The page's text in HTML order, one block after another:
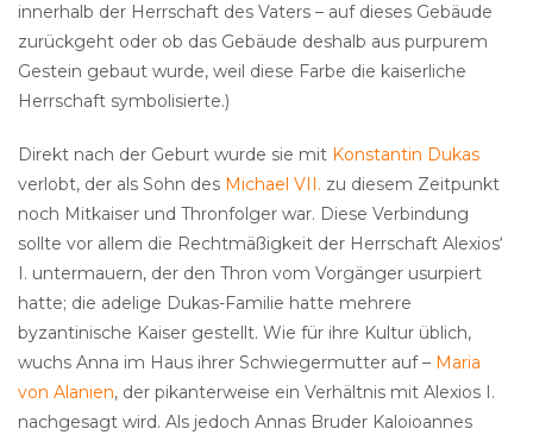
innerhalb der Herrschaft des Vaters – auf dieses Gebäude
zurückgeht oder ob das Gebäude deshalb aus purpurem
Gestein gebaut wurde, weil diese Farbe die kaiserliche
Herrschaft symbolisierte.)
Direkt nach der Geburt wurde sie mit Konstantin Dukas
verlobt, der als Sohn des Michael VII. zu diesem Zeitpunkt
noch Mitkaiser und Thronfolger war. Diese Verbindung
sollte vor allem die Rechtmäßigkeit der Herrschaft Alexios‘
I. untermauern, der den Thron vom Vorgänger usurpiert
hatte; die adelige Dukas-Familie hatte mehrere
byzantinische Kaiser gestellt. Wie für ihre Kultur üblich,
wuchs Anna im Haus ihrer Schwiegermutter auf – Maria
von Alanien, der pikanterweise ein Verhältnis mit Alexios I.
nachgesagt wird. Als jedoch Annas Bruder Kaloioannes